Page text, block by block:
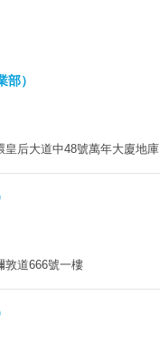
部）
皇后大道中48號萬年大廈地庫
敦道666號一樓